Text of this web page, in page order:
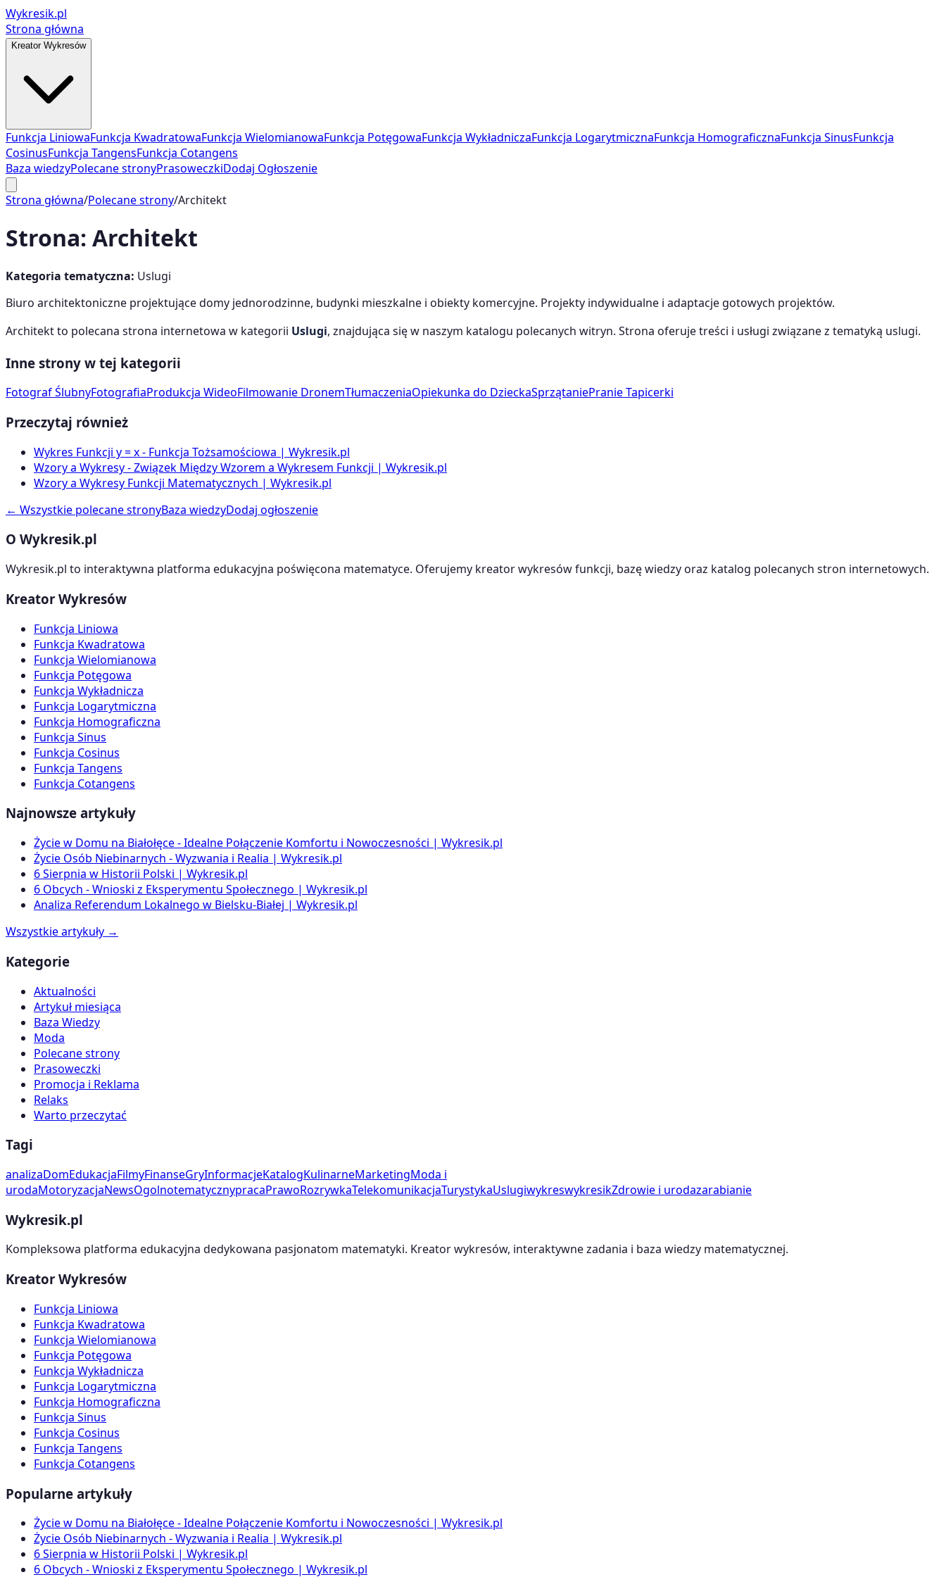
Wykresik.pl
Strona główna
Kreator Wykresów
Funkcja LiniowaFunkcja KwadratowaFunkcja WielomianowaFunkcja PotęgowaFunkcja WykładniczaFunkcja LogarytmicznaFunkcja HomograficznaFunkcja SinusFunkcja
CosinusFunkcja TangensFunkcja Cotangens
Baza wiedzyPolecane stronyPrasoweczkiDodaj Ogłoszenie
Strona główna/Polecane strony/Architekt
Strona: Architekt
Kategoria tematyczna: Uslugi
Biuro architektoniczne projektujące domy jednorodzinne, budynki mieszkalne i obiekty komercyjne. Projekty indywidualne i adaptacje gotowych projektów.
Architektto polecana strona internetowa w kategorii Uslugi, znajdująca się w naszym katalogu polecanych witryn. Strona oferuje treści i usługi związane z tematyką uslugi.
Inne strony w tej kategorii
Fotograf ŚlubnyFotografiaProdukcja WideoFilmowanie DronemTłumaczeniaOpiekunka do DzieckaSprzątaniePranie Tapicerki
Przeczytaj również
Wykres Funkcji y = x - Funkcja Tożsamościowa | Wykresik.pl
Wzory a Wykresy - Związek Między Wzorem a Wykresem Funkcji | Wykresik.pl
Wzory a Wykresy Funkcji Matematycznych | Wykresik.pl
← Wszystkie polecane stronyBaza wiedzyDodaj ogłoszenie
O Wykresik.pl
Wykresik.pl to interaktywna platforma edukacyjna poświęcona matematyce. Oferujemy kreator wykresów funkcji, bazę wiedzy oraz katalog polecanych stron internetowych.
Kreator Wykresów
Funkcja Liniowa
Funkcja Kwadratowa
Funkcja Wielomianowa
Funkcja Potęgowa
Funkcja Wykładnicza
Funkcja Logarytmiczna
Funkcja Homograficzna
Funkcja Sinus
Funkcja Cosinus
Funkcja Tangens
Funkcja Cotangens
Najnowsze artykuły
Życie w Domu na Białołęce - Idealne Połączenie Komfortu i Nowoczesności | Wykresik.pl
Życie Osób Niebinarnych - Wyzwania i Realia | Wykresik.pl
6 Sierpnia w Historii Polski | Wykresik.pl
6 Obcych - Wnioski z Eksperymentu Społecznego | Wykresik.pl
Analiza Referendum Lokalnego w Bielsku-Białej | Wykresik.pl
Wszystkie artykuły →
Kategorie
Aktualności
Artykuł miesiąca
Baza Wiedzy
Moda
Polecane strony
Prasoweczki
Promocja i Reklama
Relaks
Warto przeczytać
Tagi
analizaDomEdukacjaFilmyFinanseGryInformacjeKatalogKulinarneMarketingModa i
urodaMotoryzacjaNewsOgolnotematycznypracaPrawoRozrywkaTelekomunikacjaTurystykaUslugiwykreswykresikZdrowie i urodazarabianie
Wykresik.pl
Kompleksowa platforma edukacyjna dedykowana pasjonatom matematyki. Kreator wykresów, interaktywne zadania i baza wiedzy matematycznej.
Kreator Wykresów
Funkcja Liniowa
Funkcja Kwadratowa
Funkcja Wielomianowa
Funkcja Potęgowa
Funkcja Wykładnicza
Funkcja Logarytmiczna
Funkcja Homograficzna
Funkcja Sinus
Funkcja Cosinus
Funkcja Tangens
Funkcja Cotangens
Popularne artykuły
Życie w Domu na Białołęce - Idealne Połączenie Komfortu i Nowoczesności | Wykresik.pl
Życie Osób Niebinarnych - Wyzwania i Realia | Wykresik.pl
6 Sierpnia w Historii Polski | Wykresik.pl
6 Obcych - Wnioski z Eksperymentu Społecznego | Wykresik.pl